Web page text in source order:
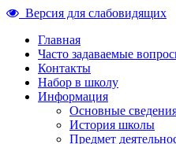
Версия для слабовидящих
Главная
Часто задаваемые
Контакты
Набор в школу
Информация
Основные
История школы
Предмет